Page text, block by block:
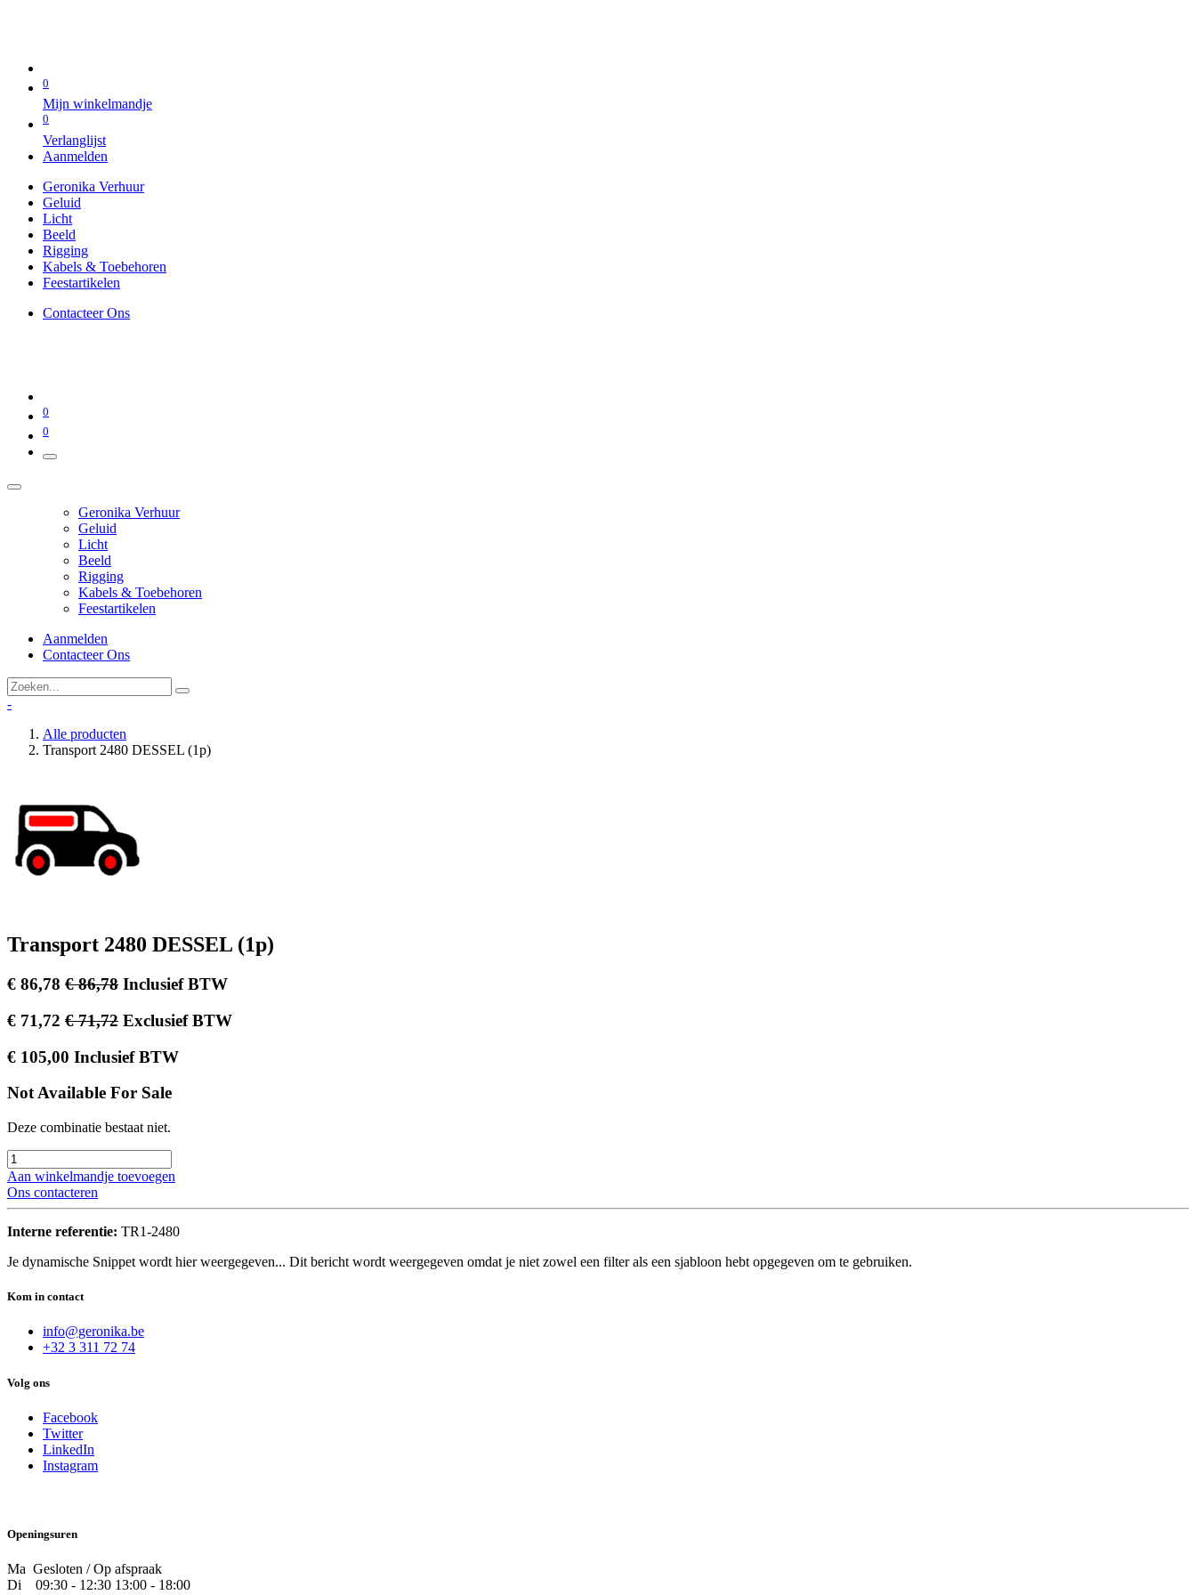
0
Mijn winkelmandje
0
Verlanglijst
Aanmelden
Geronika Verhuur
Geluid
Licht
Beeld
Rigging
Kabels & Toebehoren
Feestartikelen
Contacteer Ons
0
0
Geronika Verhuur
Geluid
Licht
Beeld
Rigging
Kabels & Toebehoren
Feestartikelen
Aanmelden
Contacteer Ons
-
Alle producten
Transport 2480 DESSEL (1p)
Transport 2480 DESSEL (1p)
€ 86,78 €86,78 Inclusief BTW
€ 71,72 €71,72 Exclusief BTW
€ 105,00 Inclusief BTW
Not Available For Sale
Deze combinatie bestaat niet.
Aan winkelmandje toevoegen
Ons contacteren
Interne referentie: TR1-2480
Je dynamische Snippet wordt hier weergegeven... Dit bericht wordt weergegeven omdat je niet zowel een filter als een sjabloon hebt opgegeven om te gebruiken.
Kom in contact
info@geronika.be
+32 3 311 72 74
Volg ons
Facebook
Twitter
LinkedIn
Instagram
Openingsuren
Ma Gesloten / Op afspraak
Di 09:30 - 12:30 13:00 - 18:00